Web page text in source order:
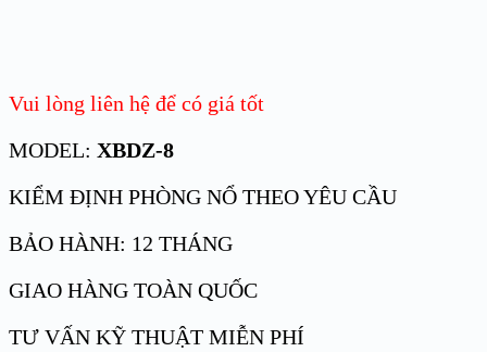
Vui lòng liên hệ để có giá tốt
MODEL: XBDZ-8
KIỂM ĐỊNH PHÒNG NỔ THEO YÊU CẦU
BẢO HÀNH: 12 THÁNG
GIAO HÀNG TOÀN QUỐC
TƯ VẤN KỸ THUẬT MIỄN PHÍ